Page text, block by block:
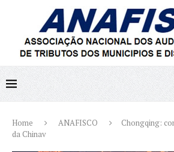
Home ANAFISCO
Chongqing:
da Chinav